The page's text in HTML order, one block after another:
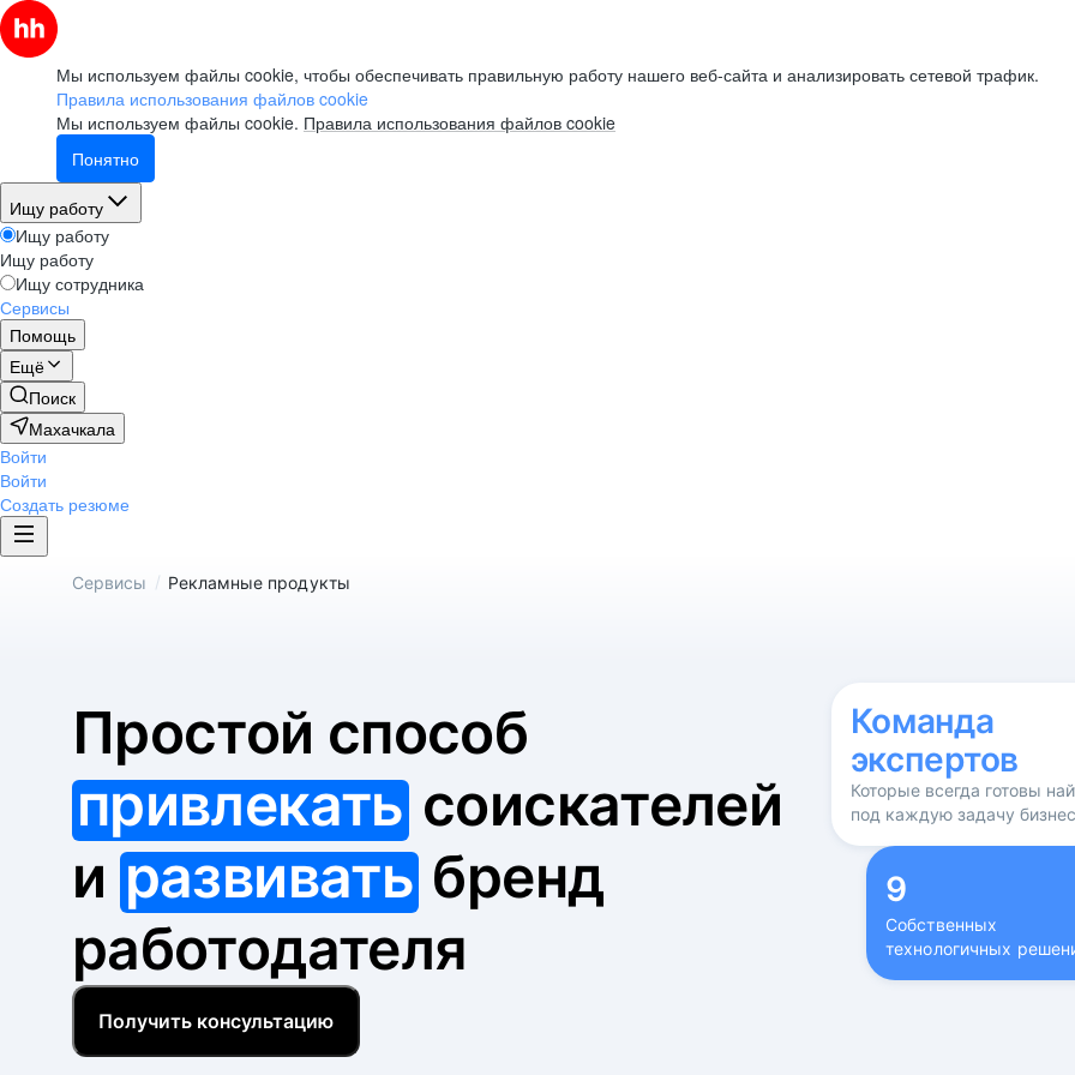
Мы используем файлы cookie, чтобы обеспечивать правильную работу нашего веб-сайта и анализировать сетевой трафик.
Правила использования файлов cookie
Мы используем файлы cookie. Правила использования файлов cookie
Понятно
Ищу работу
Ищу работу
Ищу работу
Ищу сотрудника
Сервисы
Помощь
Ещё
Поиск
Махачкала
Войти
Войти
Создать резюме
Сервисы / Рекламные продукты
Простой способ
привлекатьсоискателей
и развивать бренд
работодателя
Получить консультацию
Команда
экспертов
Которые всегда готовы
под каждую задачу
9
Собственных
технологичных